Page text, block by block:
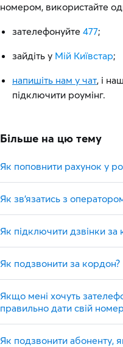
номером, використайте
зателефонуйте 477;
зайдіть у Мій Київстар;
напишіть нам у чат, і
підключити роумінг.
Більше на цю тему
Як поповнити рахунок у
Як зв'язатись з
Як підключити дзвінки за
Як подзвонити за кордон?
Якщо мені хочуть
правильно дати свій
Як подзвонити абоненту,